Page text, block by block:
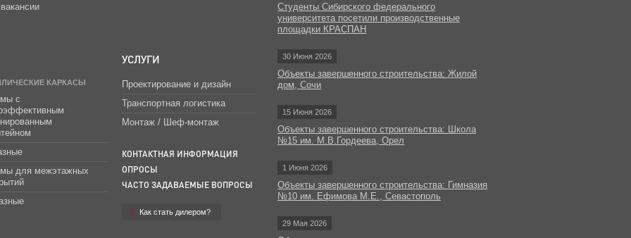
КАРКАСЫ
с
для межэтажных
УСЛУГИ
Проектирование и дизайн
Транспортная логистика
Монтаж / Шеф-монтаж
КОНТАКТНАЯ ИНФОРМАЦИЯ
ОПРОСЫ
ЧАСТО ЗАДАВАЕМЫЕ ВОПРОСЫ
Как стать дилером?
Студенты Сибирского федерального
университета посетили производственные
площадки КРАСПАН
30 Июня 2026
Объекты завершенного строительства: Жилой
дом, Сочи
15 Июня 2026
Объекты завершенного строительства: Школа
№15 им. М.В.Гордеева, Орел
1 Июня 2026
Объекты завершенного строительства: Гимназия
№10 им. Ефимова М.Е., Севастополь
29 Мая 2026